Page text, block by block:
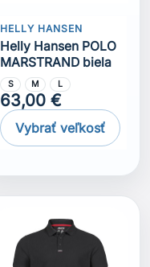
HELLY HANSEN
Helly Hansen POLO
MARSTRAND biela
S M L
63,00 €
Vybrať veľkosť